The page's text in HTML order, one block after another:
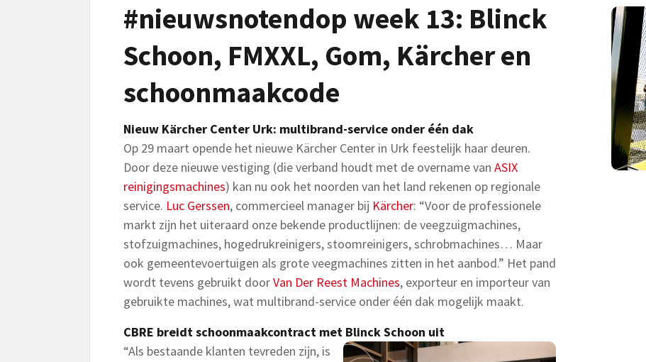
#nieuwsnotendop week 13: Blinck
Schoon, FMXXL, Gom, Kärcher en
schoonmaakcode
Nieuw Kärcher Center Urk: multibrand-service onder één dak
Op 29 maart opende het nieuwe Kärcher Center in Urk feestelijk haar deuren.
Door deze nieuwe vestiging (die verband houdt met de overname van ASIX
reinigingsmachines) kan nu ook het noorden van het land rekenen op regionale
service. Luc Gerssen, commercieel manager bij Kärcher: “Voor de professionele
markt zijn het uiteraard onze bekende productlijnen: de veegzuigmachines,
stofzuigmachines, hogedrukreinigers, stoomreinigers, schrobmachines… Maar
ook gemeentevoertuigen als grote veegmachines zitten in het aanbod.” Het pand
wordt tevens gebruikt doorVan Der Reest Machines, exporteur en importeur van
gebruikte machines, wat multibrand-service onder één dak mogelijk maakt.
CBRE breidt schoonmaakcontract met Blinck Schoon uit
“Als bestaande klanten tevreden zijn, is